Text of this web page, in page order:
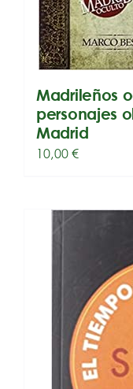
Madrileños
personajes
Madrid
10,00€